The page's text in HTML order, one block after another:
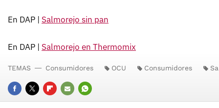
En DAP | Salmorejo sin pan
En DAP | Salmorejo en Thermomix
FACEBOOK
TWITTERFLIPBOARD
E- WHATSAPP
TEMAS Consumidores OCU Consumidores